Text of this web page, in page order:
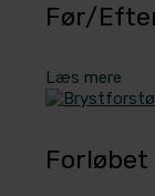
Før/
Læs mere